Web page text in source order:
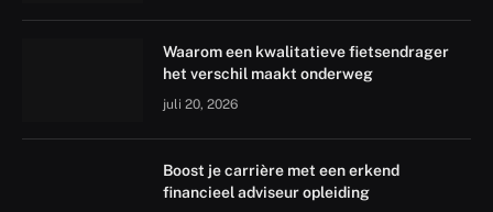
Waarom een kwalitatieve fietsendrager
het verschil maakt onderweg
juli 20, 2026
Boost je carrière met een erkend
financieel adviseur opleiding